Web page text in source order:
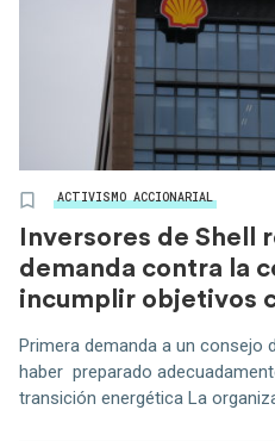
ACTIVISMO ACCIONARIAL
Inversores de Shell
demanda contra la
incumplir objetivos
Primera demanda a un consejo
haber preparado
transición energética La